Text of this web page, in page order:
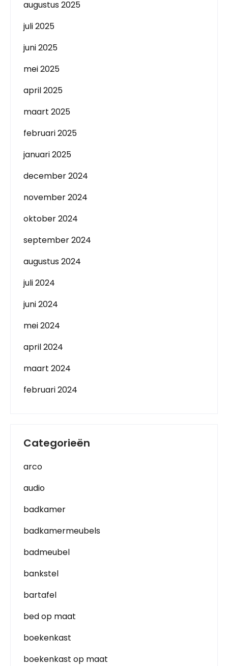
augustus 2025
juli 2025
juni 2025
mei 2025
april 2025
maart 2025
februari 2025
januari 2025
december 2024
november 2024
oktober 2024
september 2024
augustus 2024
juli 2024
juni 2024
mei 2024
april 2024
maart 2024
februari 2024
Categorieën
arco
audio
badkamer
badkamermeubels
badmeubel
bankstel
bartafel
bed op maat
boekenkast
boekenkast op maat